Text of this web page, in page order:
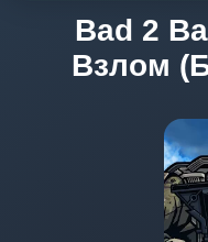
Bad 2
Взлом